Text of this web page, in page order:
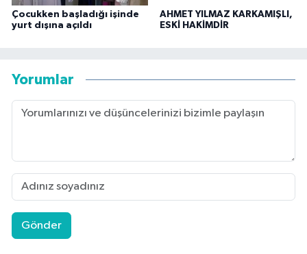
Çocukken başladığı işinde
yurt dışına açıldı
AHMET YILMAZ KARKAMIŞLI,
ESKİ HAKİMDİR
Yorumlar
Gönder